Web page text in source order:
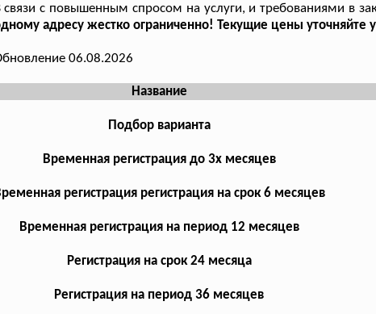
связи с повышенным спросом на услуги, и требованиями в
адресу жестко ограниченно! Текущие цены уточняйте у
06.08.2026
Название
Подбор варианта
Временная регистрация до 3х месяцев
регистрация регистрация на срок 6 месяцев
Временная регистрация на период 12 месяцев
Регистрация на срок 24 месяца
Регистрация на период 36 месяцев